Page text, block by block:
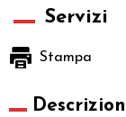
Servizi
Stampa